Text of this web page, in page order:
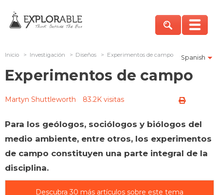
Spanish
Inicio > Investigación > Diseños > Experimentos de campo
Experimentos de campo
Martyn Shuttleworth 83.2K visitas
Para los geólogos, sociólogos y biólogos del
medio ambiente, entre otros, los experimentos
de campo constituyen una parte integral de la
disciplina.
Descubra 30 más artículos sobre este tema